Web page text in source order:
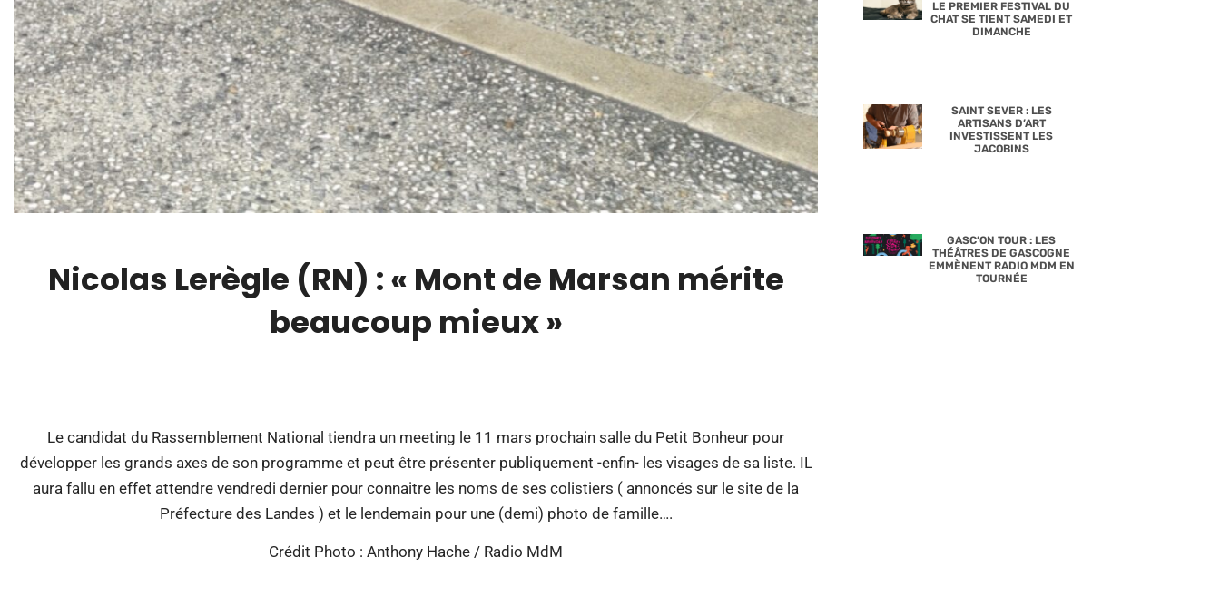
Nicolas Lerègle (RN) : « Mont de Marsan mérite
beaucoup mieux »
Le candidat du Rassemblement National tiendra un meeting le 11 mars prochain salle du Petit Bonheur pour
développer les grands axes de son programme et peut être présenter publiquement -enfin- les visages de sa liste. IL
aura fallu en effet attendre vendredi dernier pour connaitre les noms de ses colistiers ( annoncés sur le site de la
Préfecture des Landes ) et le lendemain pour une (demi) photo de famille….
Crédit Photo : Anthony Hache / Radio MdM
LE PREMIER FESTIVAL DU
CHAT SE TIENT SAMEDI ET
DIMANCHE
SAINT SEVER : LES
ARTISANS D’ART
INVESTISSENT LES
JACOBINS
GASC’ON TOUR : LES
THÉÂTRES DE GASCOGNE
EMMÈNENT RADIO MDM EN
TOURNÉE